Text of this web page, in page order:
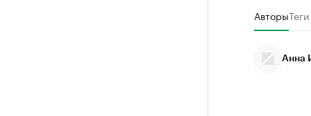
АвторыТеги
Анна